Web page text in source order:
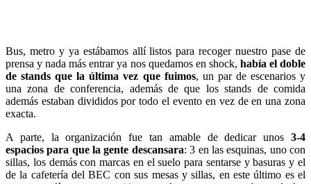
Bus, metro y ya estábamos allí listos para recoger nuestro pase de
prensa y nada más entrar ya nos quedamos en shock, había el doble
de stands que la última vez que fuimos, un par de escenarios y
una zona de conferencia, además de que los stands de comida
además estaban divididos por todo el evento en vez de en una zona
exacta.
A parte, la organización fue tan amable de dedicar unos 3-4
espacios para que la gente descansara: 3 en las esquinas, uno con
sillas, los demás con marcas en el suelo para sentarse y basuras y el
de la cafetería del BEC con sus mesas y sillas, en este último es el